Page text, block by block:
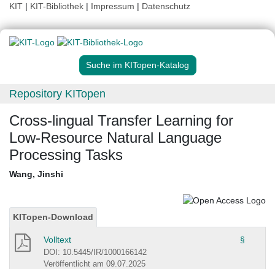
KIT | KIT-Bibliothek | Impressum | Datenschutz
Suche im KITopen-Katalog
Repository KITopen
Cross-lingual Transfer Learning for
Low-Resource Natural Language
Processing Tasks
Wang, Jinshi
KITopen-Download
Volltext §
DOI: 10.5445/IR/1000166142
Veröffentlicht am 09.07.2025